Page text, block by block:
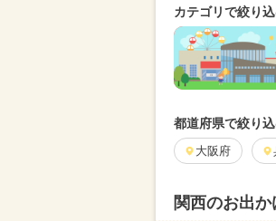
カテゴリで絞り
都道府県で絞り
大阪府
関西のお出